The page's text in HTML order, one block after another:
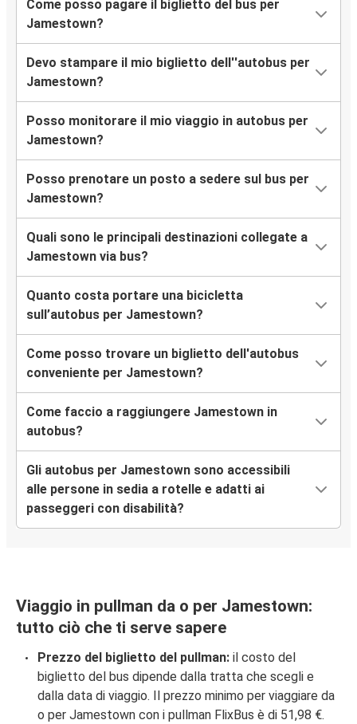
Come posso pagare il biglietto del bus per
Jamestown?
Devo stampare il mio biglietto dell''autobus per
Jamestown?
Posso monitorare il mio viaggio in autobus per
Jamestown?
Posso prenotare un posto a sedere sul bus per
Jamestown?
Quali sono le principali destinazioni collegate a
Jamestown via bus?
Quanto costa portare una bicicletta
sull’autobus per Jamestown?
Come posso trovare un biglietto dell'autobus
conveniente per Jamestown?
Come faccio a raggiungere Jamestown in
autobus?
Gli autobus per Jamestown sono accessibili
alle persone in sedia a rotelle e adatti ai
passeggeri con disabilità?
Viaggio in pullman da o per Jamestown:
tutto ciò che ti serve sapere
Prezzo del biglietto del pullman: il costo del
biglietto del bus dipende dalla tratta che scegli e
dalla data di viaggio. Il prezzo minimo per viaggiare da
o per Jamestown con i pullman FlixBus è di 51,98 €.